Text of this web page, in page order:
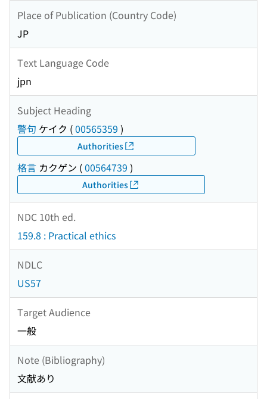
Place of Publication (Country Code)
JP
Text Language Code
jpn
Subject Heading
警句 ケイク (00565359 )
Authorities
格言 カクゲン (00564739 )
Authorities
NDC 10th ed.
159.8 : Practical ethics
NDLC
US57
Target Audience
一般
Note (Bibliography)
文献あり